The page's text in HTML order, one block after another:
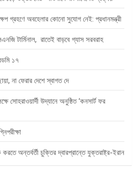
গ্রহণে অবহেলার কোনো সুযোগ নেই: প্রধানমন্ত্রী
টার্মিনাল, রাতেই বাড়বে গ্যাস সরবরাহ
১৭
না ফেরার দেশে স্বাগত দে
সোহরাওয়ার্দী উদ্যানে অনুষ্ঠিত ‘কনসার্ট ফর
অন্তর্বর্তী চুক্তির দ্বারপ্রান্তে যুক্তরাষ্ট্র-ইরান